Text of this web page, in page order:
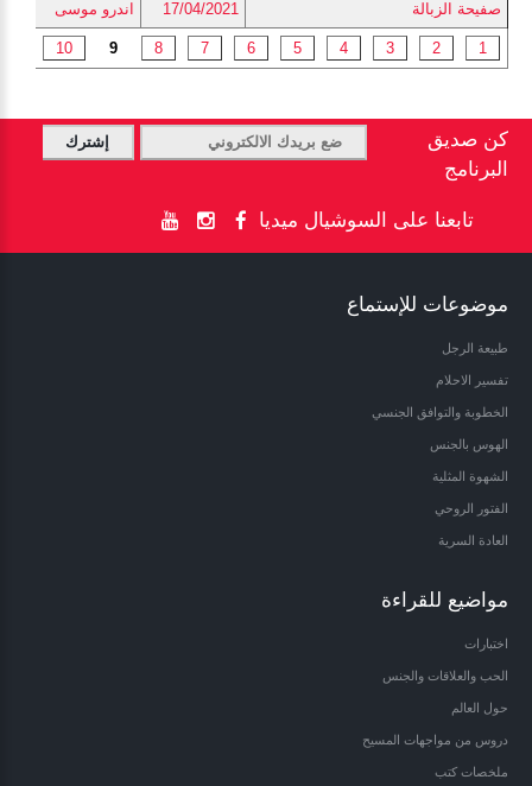
صفيحة الزبالة 17/04/2021 اندرو موسى
1
2
3
4
5
6
7
8
9
10
كن صديق
البرنامج
تابعنا على السوشيال ميديا
موضوعات للإستماع
طبيعة الرجل
تفسير الاحلام
الخطوبة والتوافق الجنسي
الهوس بالجنس
الشهوة المثلية
الفتور الروحي
العادة السرية
مواضيع للقراءة
اختبارات
الحب والعلاقات والجنس
حول العالم
دروس من مواجهات المسيح
ملخصات كتب